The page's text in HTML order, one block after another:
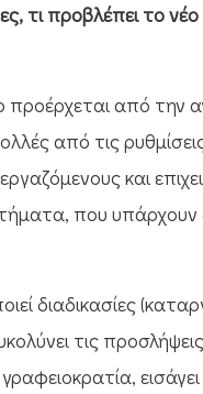
τι προβλέπει το
προέρχεται από την
από τις
και
που
διαδικασίες
τις